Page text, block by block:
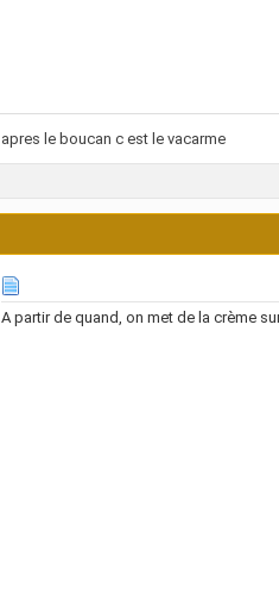
apres le boucan c est le vacarme
A partir de quand, on met de la crème